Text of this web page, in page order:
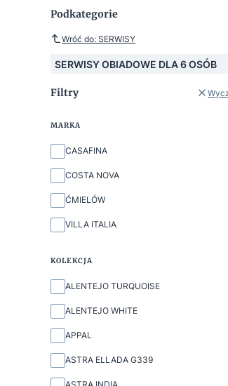
Podkategorie
Wróć do: SERWISY
SERWISY OBIADOWE DLA 6 OSÓB
Filtry
MARKA
MarkaCASAFINA
COSTA NOVA
ĆMIELÓW
VILLA ITALIA
KOLEKCJA
Kolekcja
ALENTEJO TURQUOISE
ALENTEJO WHITE
APPAL
ASTRA ELLADA G339